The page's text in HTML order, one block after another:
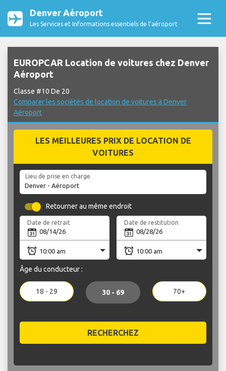
Denver Aéroport
Les Services et Informations essentiels de l’aéroport
EUROPCAR Location de voitures chez Denver
Aéroport
Classe #10 De 20
Comparer les sociétés de location de voitures à Denver
Aéroport
LES MEILLEURES PRIX DE LOCATION DE
VOITURES
Lieu de prise en charge
Retourner au même endroit
Date de retrait Date de restitution
Âge du conducteur :
18 - 29 30 - 69 70+
RECHERCHEZ